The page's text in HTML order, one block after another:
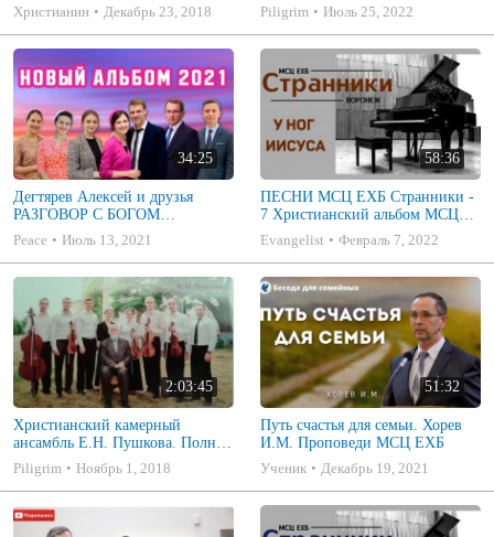
Христианин
Декабрь 23, 2018
Piligrim
Июль 25, 2022
34:25
Дегтярев Алексей и друзья
РАЗГОВОР С БОГОМ
Христианские песни МСЦ ЕХБ
2021 (7я)
Peace Июль 13, 2021
58:36
ПЕСНИ МСЦ ЕХБ Странники -
7 Христианский альбом МСЦ
ЕХБ
Evangelist Февраль 7, 2022
2:03:45
Христианский камерный
ансамбль Е.Н. Пушкова. Полное
собрание
Piligrim Ноябрь 1, 2018
51:32
Путь счастья для семьи. Хорев
И.М. Проповеди МСЦ ЕХБ
Ученик
Декабрь 19, 2021